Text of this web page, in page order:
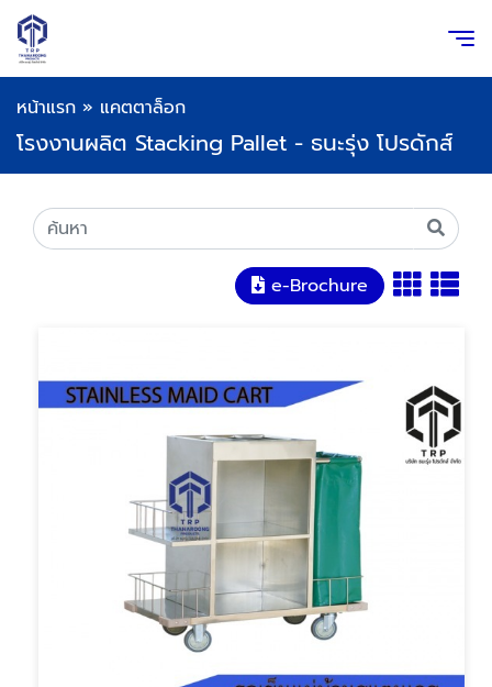
หน้าแรก » แคตตาล็อก
โรงงานผลิต Stacking Pallet - ธนะรุ่ง โปรดักส์
e-Brochure